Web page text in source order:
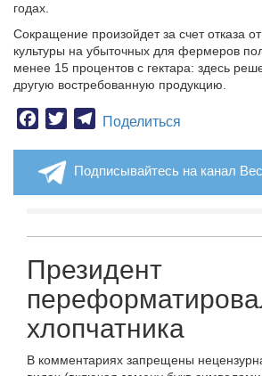
годах.
Сокращение произойдет за счет отказа
культуры на убыточных для фермеров
менее 15 процентов с гектара: здесь
другую востребованную продукцию.
Facebook
TwitterTelegram
Поделиться
Подписывайтесь на канал
Президент
хлопчатника
В комментариях запрещены